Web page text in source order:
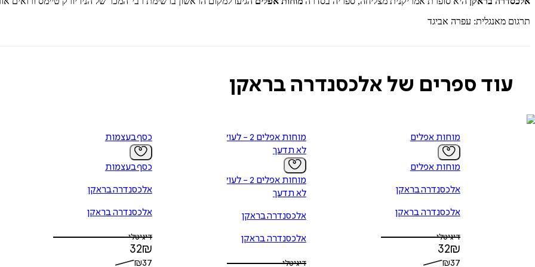
תרגום מאנגלית: עפרה אביגד
עוד ספרים של אלכסנדרה בראקן
מוחות אפלים
מוחות אפלים
אלכסנדרה בראקן
אלכסנדרה בראקן
דיגיטלי
32₪
₪37
מוחות אפלים 2 - לעולם
לא תדעך
מוחות אפלים 2 - לעולם
לא תדעך
אלכסנדרה בראקן
אלכסנדרה בראקן
דיגיטלי
כסף בעצמות
כסף בעצמות
אלכסנדרה בראקן
אלכסנדרה בראקן
דיגיטלי
32₪
₪37